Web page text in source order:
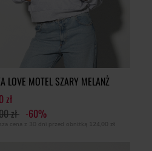
LOVE MOTEL SZARY MELANŻ
zł
zł -60%
cena z 30 dni przed obniżką 124,00 zł